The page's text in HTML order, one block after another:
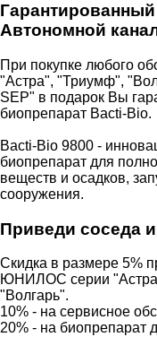
Автономной
При покупке любого
"Астра", "Триумф",
SEP" в подарок Вы
биопрепарат Bacti-Bio.
Bacti-Bio 9800 -
биопрепарат для
веществ и осадков,
сооружения.
Приведи соседа
Скидка в размере 5%
ЮНИЛОС серии
"Волгарь".
10% - на сервисное
20% - на биопрепарат